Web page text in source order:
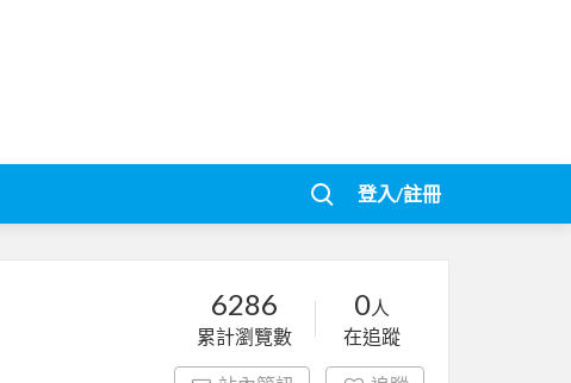
登入/註冊
6286
累計瀏覽數
0人
在追蹤